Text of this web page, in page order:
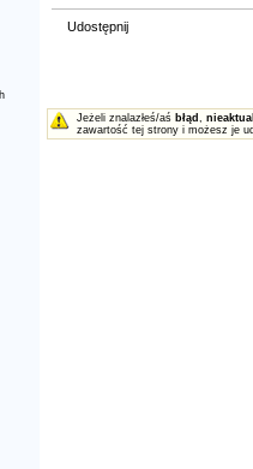
Udostępnij
Jeżeli znalazłeś/aś błąd ,
zawartość tej strony i możesz je